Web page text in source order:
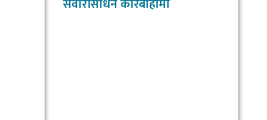
सवारीसाधन कारबाहीमा